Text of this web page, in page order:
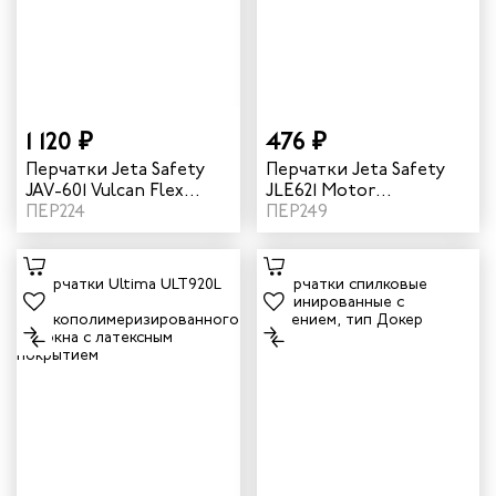
1 120 ₽
Перчатки Jeta Safety
JAV-601 Vulcan Flex
антивибрационные
ПЕР224
476 ₽
Перчатки Jeta Safety
JLE621 Motor
комбинированные
ПЕР249